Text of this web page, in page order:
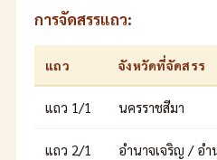
การจัดสรรแถว:
แถว จังหวัดที่จัดสรร
แถว 1/1 นครราชสีมา
แถว 2/1 อำนาจเจริญ / อำ